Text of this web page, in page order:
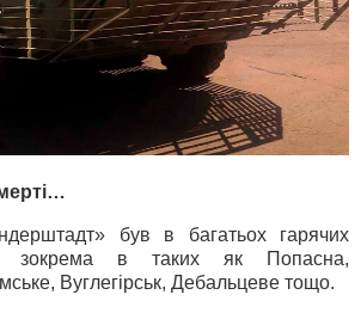
був в багатьох гарячих
зокрема в таких як Попасна,
Вуглегірськ, Дебальцеве тощо.